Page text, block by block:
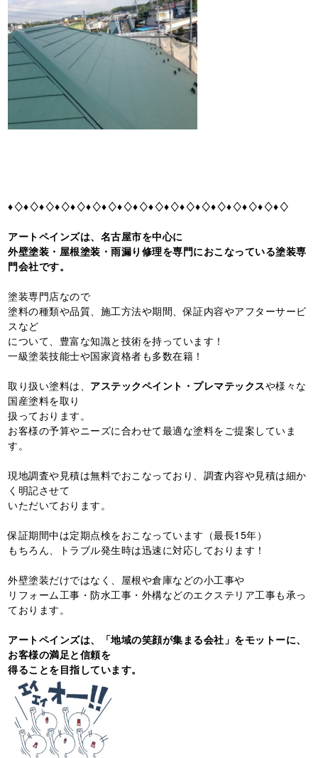
♦♢♦♢♦♢♦♢♦♢♦♢♦♢♦♢♦♢♦♢♦♢♦♢♦♢♦♢♦♢♦♢♦♢♦♢
アートペインズは、名古屋市を中心に
外壁塗装・屋根塗装・雨漏り修理を専門におこなっている塗装専
門会社です。
塗装専門店なので
塗料の種類や品質、施工方法や期間、保証内容やアフターサービ
スなど
について、豊富な知識と技術を持っています！
一級塗装技能士や国家資格者も多数在籍！
取り扱い塗料は、 アステックペイント・プレマテックスや様々な
国産塗料を取り
扱っております。
お客様の予算やニーズに合わせて最適な塗料をご提案していま
す。
現地調査や見積は無料でおこなっており、調査内容や見積は細か
く明記させて
いただいております。
保証期間中は定期点検をおこなっています（最長15年）
もちろん、トラブル発生時は迅速に対応しております！
外壁塗装だけではなく、屋根や倉庫などの小工事や
リフォーム工事・防水工事・外構などのエクステリア工事も承っ
ております。
アートペインズは、「地域の笑顔が集まる会社」をモットーに、
お客様の満足と信頼を
得ることを目指しています。